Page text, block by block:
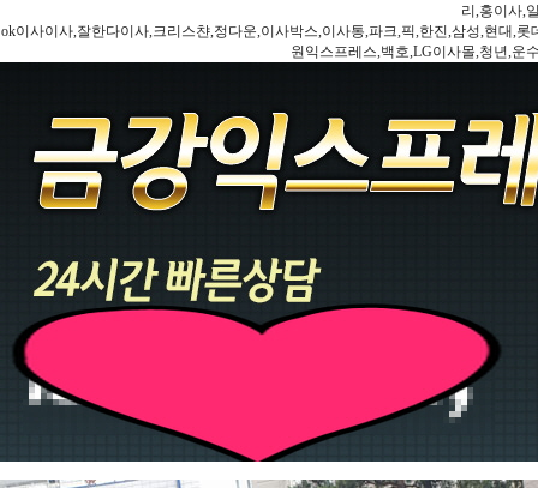
리,홍이사,
ok이사이사,잘한다이사,크리스챤,정다운,이사박스,이사통,파크,픽,한진,삼성,현대,
원익스프레스,백호,LG이사몰,청년,운